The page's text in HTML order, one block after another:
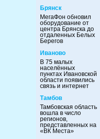
Брянск
МегаФон обновил
оборудование от
центра Брянска до
отдаленных Белых
Берегов
Иваново
В 75 малых
населённых
пунктах Ивановской
области появились
связь и интернет
Тамбов
Тамбовская область
вошла в число
регионов,
представленных на
«ВК Места»